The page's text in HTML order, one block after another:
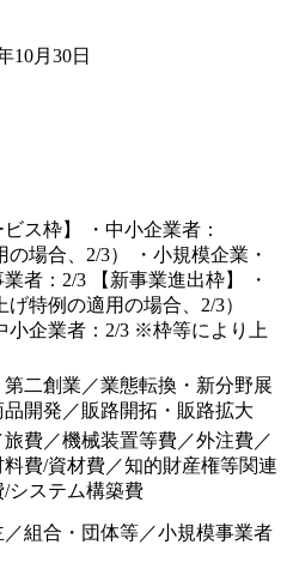
10月30日
ス枠】 ・中小企業者：
場合、2/3） ・小規模企業・
者：2/3 【新事業進出枠】 ・
特例の適用の場合、2/3）
小企業者：2/3 ※枠等により上
二創業／業態転換・新分野展
開発／販路開拓・販路拡大
費／機械装置等費／外注費／
費/資材費／知的財産権等関連
システム構築費
組合・団体等／小規模事業者